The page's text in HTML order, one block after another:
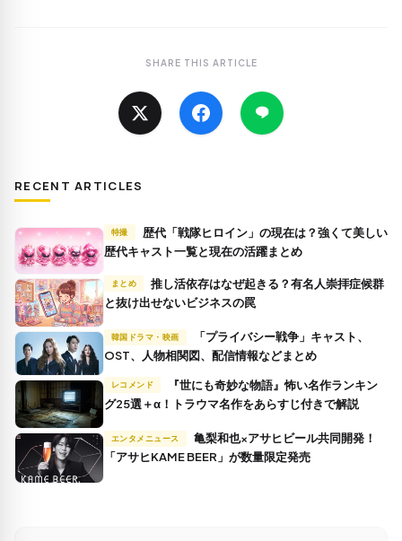
SHARE THIS ARTICLE
RECENT ARTICLES
特撮
歴代キャスト一覧と現在の活躍まとめ
まとめ
推し活依存はなぜ起きる？有名人崇拝症候群
と抜け出せないビジネスの罠
韓国ドラマ・映画
OST、人物相関図、配信情報などまとめ
レコメンド
グ25選＋α！トラウマ名作をあらすじ付きで解説
エンタメニュース
「アサヒKAME BEER」が数量限定発売